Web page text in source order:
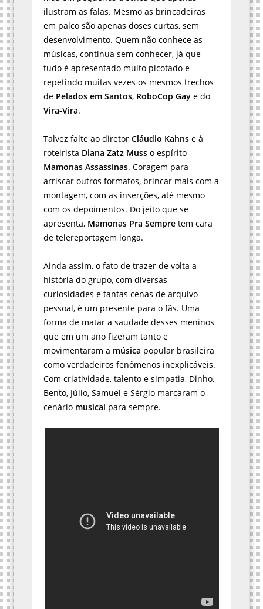
ilustram as falas. Mesmo as brincadeiras
em palco são apenas doses curtas, sem
desenvolvimento. Quem não conhece as
músicas, continua sem conhecer, já que
tudo é apresentado muito picotado e
repetindo muitas vezes os mesmos trechos
de Pelados em Santos, RoboCop Gay e do
Vira-Vira.
Talvez falte ao diretor Cláudio Kahns e à
roteirista Diana Zatz Muss o espírito
Mamonas Assassinas. Coragem para
arriscar outros formatos, brincar mais com a
montagem, com as inserções, até mesmo
com os depoimentos. Do jeito que se
apresenta, Mamonas Pra Sempre tem cara
de telereportagem longa.
Ainda assim, o fato de trazer de volta a
história do grupo, com diversas
curiosidades e tantas cenas de arquivo
pessoal, é um presente para o fãs. Uma
forma de matar a saudade desses meninos
que em um ano fizeram tanto e
movimentaram a música popular brasileira
como verdadeiros fenômenos inexplicáveis.
Com criatividade, talento e simpatia, Dinho,
Bento, Júlio, Samuel e Sérgio marcaram o
cenário musical para sempre.